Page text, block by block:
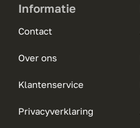
Informatie
Contact
Over ons
Klantenservice
Privacyverklaring